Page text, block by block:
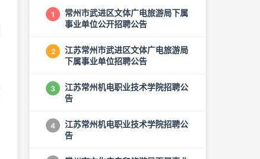
1
常州市武进区文体广电旅游局下属
事业单位公开招聘公告
2
江苏常州市武进区文体广电旅游局
下属事业单位招聘公告
3
江苏常州机电职业技术学院招聘公
告
4
江苏常州机电职业技术学院招聘公
告